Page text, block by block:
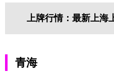
上牌行情：最新上
青海